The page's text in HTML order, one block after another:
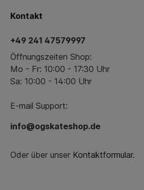
Kontakt
+49 241 47579997
Öffnungszeiten Shop:
Mo - Fr: 10:00 - 17:30 Uhr
Sa: 10:00 - 14:00 Uhr
E-mail Support:
info@ogskateshop.de
Oder über unser Kontaktformular.